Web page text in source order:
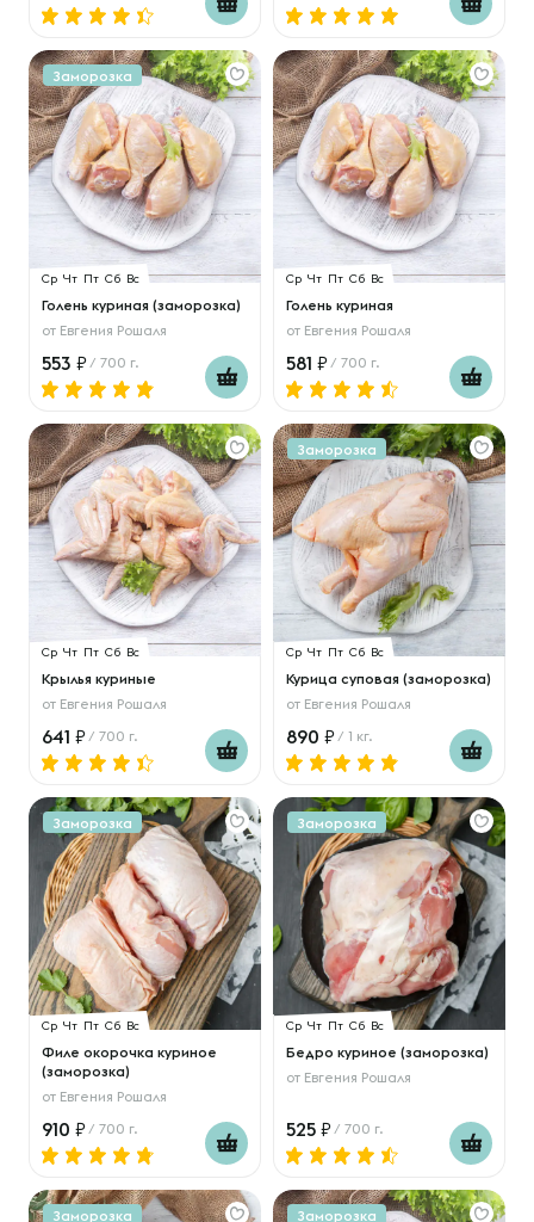
Заморозка
Ср Чт Пт Сб Вс
Голень куриная (заморозка)
от Евгения Рошаля
553 / 700 г.
Ср Чт Пт Сб Вс
Голень куриная
от Евгения Рошаля
581 / 700 г.
Ср Чт Пт Сб Вс
Крылья куриные
от Евгения Рошаля
641 / 700 г.
Заморозка
Ср Чт Пт Сб Вс
Курица суповая (заморозка)
от Евгения Рошаля
890 / 1 кг.
Заморозка
Ср Чт Пт Сб Вс
Филе окорочка куриное
(заморозка)
от Евгения Рошаля
910 / 700 г.
Заморозка
Ср Чт Пт Сб Вс
Бедро куриное (заморозка)
от Евгения Рошаля
525 / 700 г.
Заморозка Заморозка